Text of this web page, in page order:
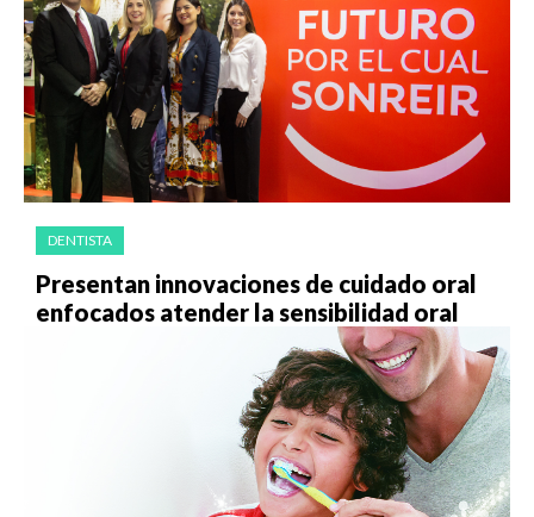
DENTISTA
Presentan innovaciones de cuidado oral
enfocados atender la sensibilidad oral